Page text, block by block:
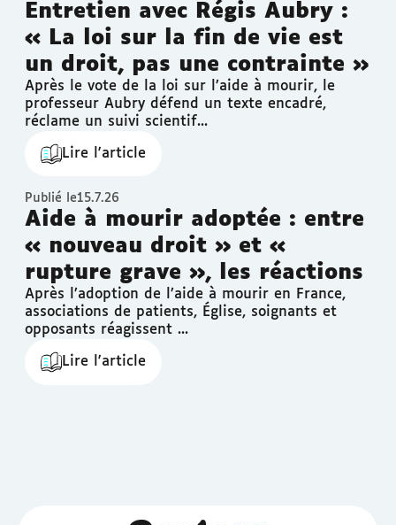
Entretien avec Régis Aubry :
« La loi sur la fin de vie est
un droit, pas une contrainte »
Après le vote de la loi sur l’aide à mourir, le
professeur Aubry défend un texte encadré,
réclame un suivi scientif...
Lire l'article
Publié le15.7.26
Aide à mourir adoptée : entre
« nouveau droit » et «
rupture grave », les réactions
Après l’adoption de l’aide à mourir en France,
associations de patients, Église, soignants et
opposants réagissent ...
Lire l'article